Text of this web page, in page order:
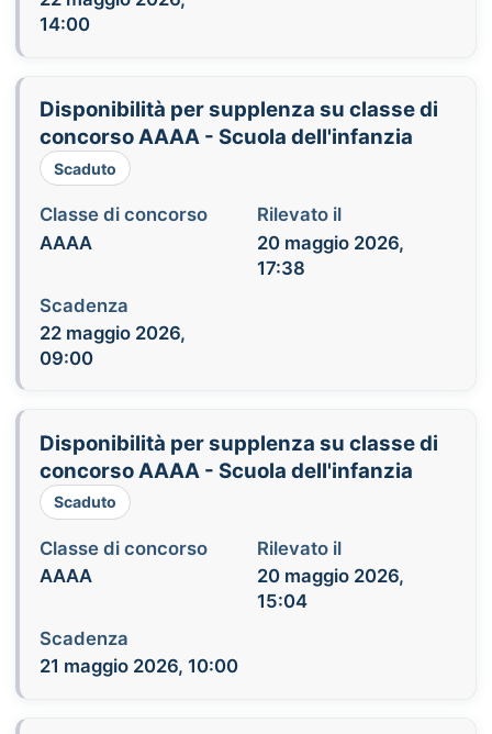
14:00
Disponibilità per supplenza su classe di
concorso AAAA - Scuola dell'infanzia
Scaduto
Classe di concorso
AAAA
Rilevato il
20 maggio 2026,
17:38
Scadenza
22 maggio 2026,
09:00
Disponibilità per supplenza su classe di
concorso AAAA - Scuola dell'infanzia
Scaduto
Classe di concorso
AAAA
Rilevato il
20 maggio 2026,
15:04
Scadenza
21 maggio 2026, 10:00